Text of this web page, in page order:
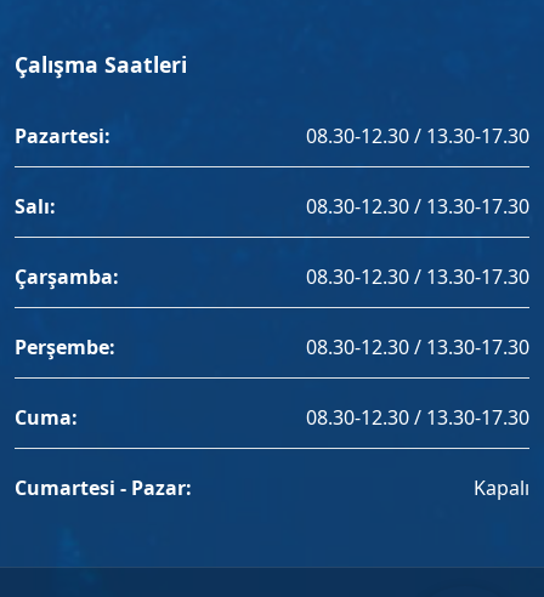
Çalışma Saatleri
Pazartesi: 08.30-12.30 / 13.30-17.30
Salı: 08.30-12.30 / 13.30-17.30
Çarşamba: 08.30-12.30 / 13.30-17.30
Perşembe: 08.30-12.30 / 13.30-17.30
Cuma: 08.30-12.30 / 13.30-17.30
Cumartesi - Pazar: Kapalı